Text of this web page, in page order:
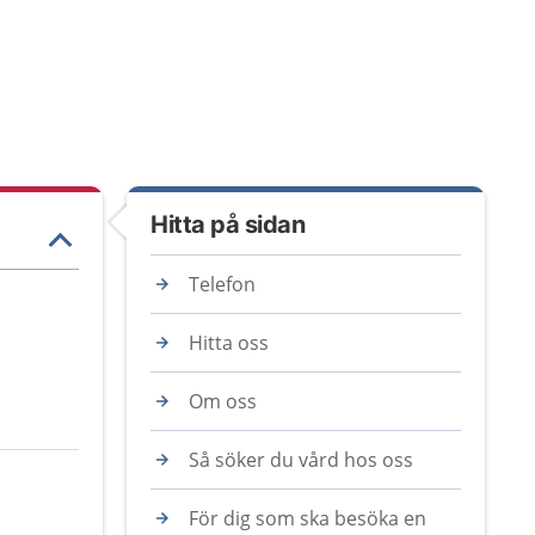
Hitta på sidan
Telefon
Hitta oss
Om oss
Så söker du vård hos oss
För dig som ska besöka en